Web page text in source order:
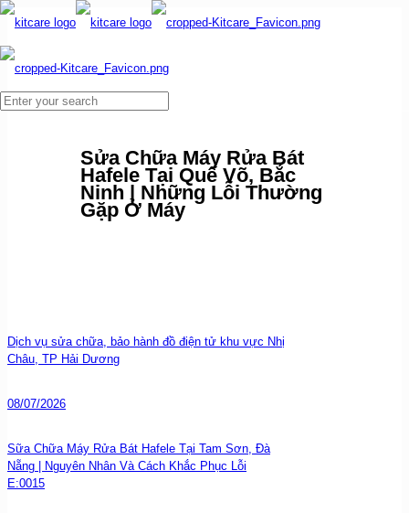
Sửa Chữa Máy Rửa Bát
Hafele Tại Quế Võ, Bắc
Ninh | Những Lỗi Thường
Gặp Ở Máy
Dịch vụ sửa chữa, bảo hành đồ điện tử khu vực Nhị
Châu, TP Hải Dương
08/07/2026
Sữa Chữa Máy Rửa Bát Hafele Tại Tam Sơn, Đà
Nẵng | Nguyên Nhân Và Cách Khắc Phục Lỗi
E:0015